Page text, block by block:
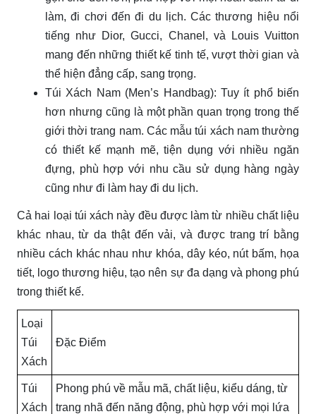
làm, đi chơi đến đi du lịch. Các thương hiệu nổi
tiếng như Dior, Gucci, Chanel, và Louis Vuitton
mang đến những thiết kế tinh tế, vượt thời gian và
thể hiện đẳng cấp, sang trọng.
Túi Xách Nam (Men’s Handbag): Tuy ít phổ biến
hơn nhưng cũng là một phần quan trọng trong thế
giới thời trang nam. Các mẫu túi xách nam thường
có thiết kế mạnh mẽ, tiện dụng với nhiều ngăn
đựng, phù hợp với nhu cầu sử dụng hàng ngày
cũng như đi làm hay đi du lịch.
Cả hai loại túi xách này đều được làm từ nhiều chất liệu
khác nhau, từ da thật đến vải, và được trang trí bằng
nhiều cách khác nhau như khóa, dây kéo, nút bấm, họa
tiết, logo thương hiệu, tạo nên sự đa dạng và phong phú
trong thiết kế.
Loại
Túi
Xách
Đặc Điểm
Túi
Xách
Phong phú về mẫu mã, chất liệu, kiểu dáng, từ
trang nhã đến năng động, phù hợp với mọi lứa